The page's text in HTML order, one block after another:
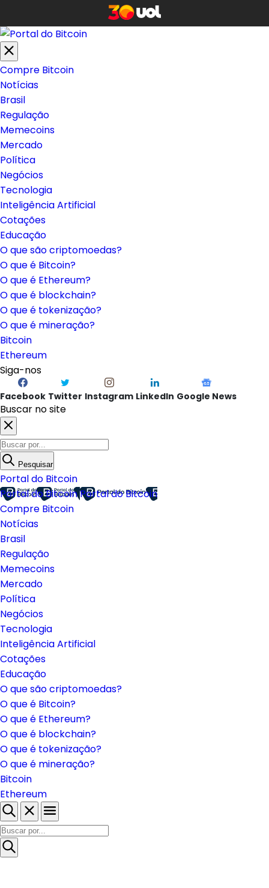
Compre Bitcoin
Notícias
Brasil
Regulação
Memecoins
Mercado
Política
Negócios
Tecnologia
Inteligência Artificial
Cotações
Educação
O que são criptomoedas?
O que é Bitcoin?
O que é Ethereum?
O que é blockchain?
O que é tokenização?
O que é mineração?
Bitcoin
Ethereum
Siga-nos
Facebook Twitter Instagram LinkedIn Google News
Buscar no site
Pesquisar
Portal do Bitcoin
Portal do BitcoinPortal do Bitcoin
Compre Bitcoin
Notícias
Brasil
Regulação
Memecoins
Mercado
Política
Negócios
Tecnologia
Inteligência Artificial
Cotações
Educação
O que são criptomoedas?
O que é Bitcoin?
O que é Ethereum?
O que é blockchain?
O que é tokenização?
O que é mineração?
Bitcoin
Ethereum